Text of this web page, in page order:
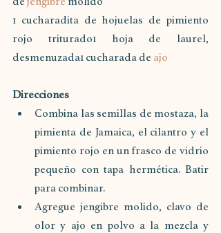
1 cucharadita de hojuelas de pimiento
rojo triturado1 hoja de laurel,
desmenuzada1 cucharada de ajo
Direcciones
Combina las semillas de mostaza, la
pimienta de Jamaica, el cilantro y el
pimiento rojo en un frasco de vidrio
pequeño con tapa hermética. Batir
para combinar.
Agregue jengibre molido, clavo de
olor y ajo en polvo a la mezcla y